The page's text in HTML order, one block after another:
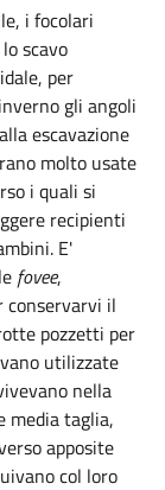
i focolari
scavo
per
gli angoli
escavazione
molto usate
i quali si
recipienti
E'
fovee,
conservarvi il
pozzetti per
utilizzate
nella
media taglia,
apposite
col loro